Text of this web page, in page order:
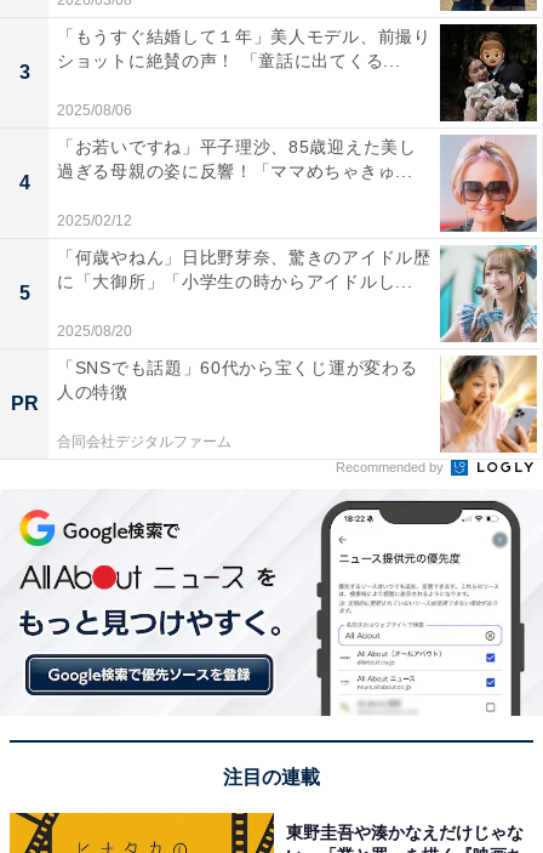
3
「もうすぐ結婚して１年」美人モデル、前撮り
ショットに絶賛の声！ 「童話に出てくる...
2025/08/06
4
「お若いですね」平子理沙、85歳迎えた美し
過ぎる母親の姿に反響！「ママめちゃきゅ...
2025/02/12
5
「何歳やねん」日比野芽奈、驚きのアイドル歴
に「大御所」「小学生の時からアイドルし...
2025/08/20
PR
「SNSでも話題」60代から宝くじ運が変わる
人の特徴
合同会社デジタルファーム
Recommended by
注目の連載
東野圭吾や湊かなえだけじゃな